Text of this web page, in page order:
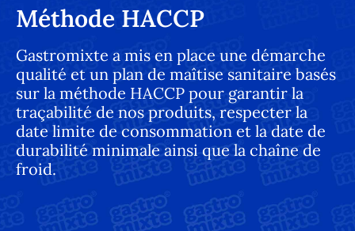
Méthode HACCP
Gastromixte a mis en place une démarche
qualité et un plan de maîtise sanitaire basés
sur la méthode HACCP pour garantir la
traçabilité de nos produits, respecter la
date limite de consommation et la date de
durabilité minimale ainsi que la chaîne de
froid.